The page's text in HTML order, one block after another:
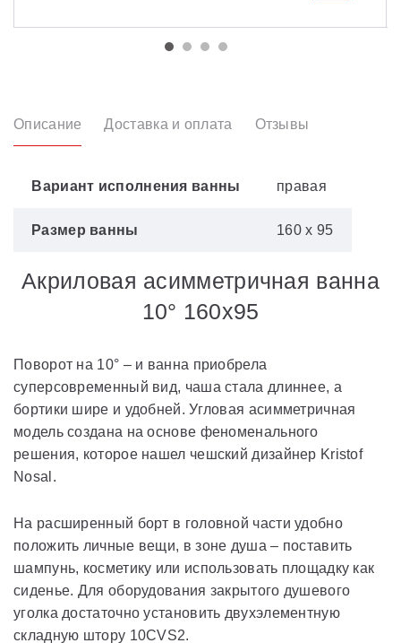
Описание Доставка и оплата Отзывы
Вариант исполнения ванны правая
Размер ванны 160 х 95
Акриловая асимметричная ванна
10° 160x95
Поворот на 10° – и ванна приобрела
суперсовременный вид, чаша стала длиннее, а
бортики шире и удобней. Угловая асимметричная
модель создана на основе феноменального
решения, которое нашел чешский дизайнер Kristof
Nosal.
На расширенный борт в головной части удобно
положить личные вещи, в зоне душа – поставить
шампунь, косметику или использовать площадку как
сиденье. Для оборудования закрытого душевого
уголка достаточно установить двухэлементную
складную штору 10CVS2.